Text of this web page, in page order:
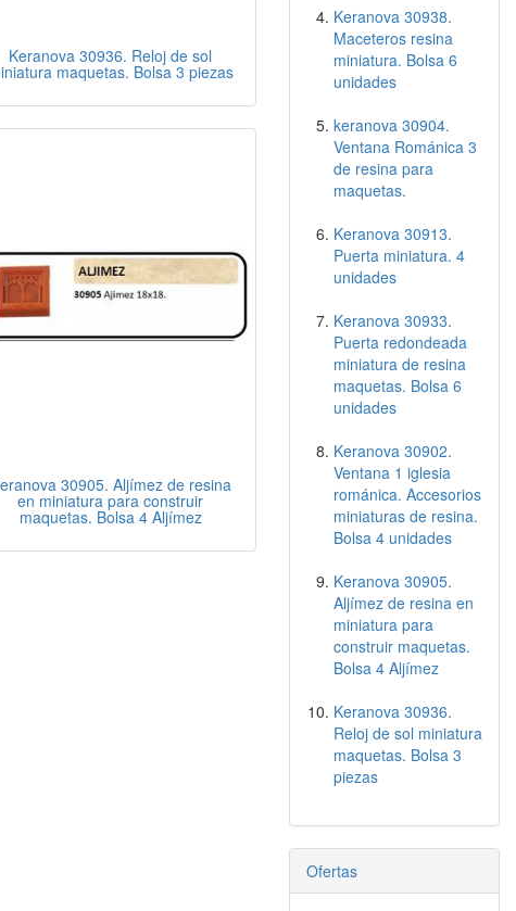
Keranova 30936. Reloj de sol
maquetas. Bolsa 3 piezas
30905. Aljímez de resina
en miniatura para construir
maquetas. Bolsa 4 Aljímez
Keranova 30938.
Maceteros resina
miniatura. Bolsa 6
unidades
keranova 30904.
Ventana Románica 3
de resina para
maquetas.
Keranova 30913.
Puerta miniatura. 4
unidades
Keranova 30933.
Puerta redondeada
miniatura de resina
maquetas. Bolsa 6
unidades
Keranova 30902.
Ventana 1 iglesia
románica. Accesorios
miniaturas de resina.
Bolsa 4 unidades
Keranova 30905.
Aljímez de resina en
miniatura para
construir maquetas.
Bolsa 4 Aljímez
Keranova 30936.
Reloj de sol miniatura
maquetas. Bolsa 3
piezas
Ofertas